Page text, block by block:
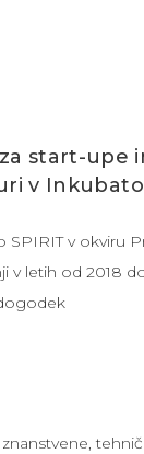
start-upe
v
SPIRIT v okviru
v letih od 2018